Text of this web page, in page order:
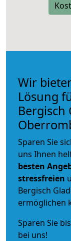
Wir
Lösung
Bergisch
Sparen Sie
uns Ihnen
besten
stressfreien
Bergisch
ermöglichen
Sparen Sie
bei uns!